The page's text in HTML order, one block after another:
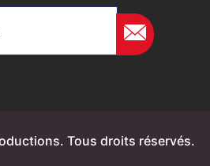
Tous droits réservés.